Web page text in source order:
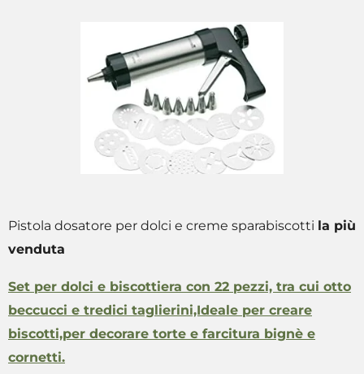
Pistola dosatore per dolci e creme sparabiscotti la più
venduta
Set per dolci e biscottiera con 22 pezzi, tra cui otto
beccucci e tredici taglierini,Ideale per creare
biscotti,per decorare torte e farcitura bignè e
cornetti.